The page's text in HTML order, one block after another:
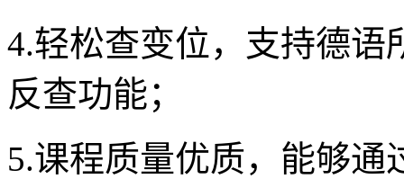
4.轻松查变位，支持德语
反查功能；
5.课程质量优质，能够